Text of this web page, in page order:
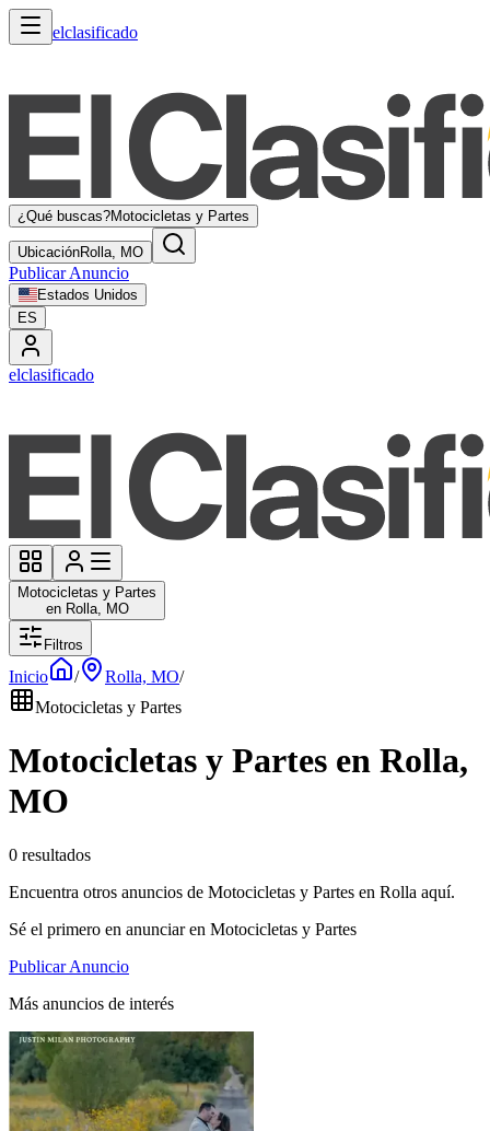
elclasificado
¿Qué buscas?Motocicletas y Partes
UbicaciónRolla, MO
Publicar Anuncio
Estados Unidos
ES
elclasificado
Motocicletas y Partes
en Rolla, MO
Filtros
Inicio / Rolla, MO/
Motocicletas y Partes
Motocicletas y Partes en Rolla,
MO
0 resultados
Encuentra otros anuncios de Motocicletas y Partes en Rolla aquí.
Sé el primero en anunciar en Motocicletas y Partes
Publicar Anuncio
Más anuncios de interés